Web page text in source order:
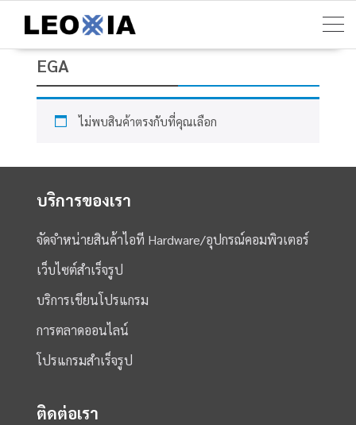
content
EGA
ไม่พบสินค้าตรงกับที่คุณเลือก
บริการของเรา
จัดจำหน่ายสินค้าไอที Hardware/อุปกรณ์คอมพิวเตอร์
เว็บไซต์สำเร็จรูป
บริการเขียนโปรแกรม
การตลาดออนไลน์
โปรแกรมสำเร็จรูป
ติดต่อเรา